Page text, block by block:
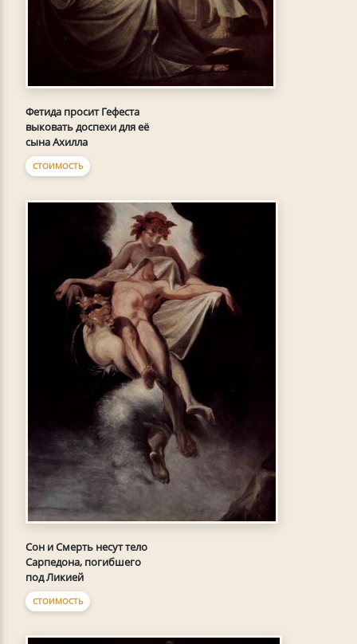
Фетида просит Гефеста
выковать доспехи для её
сына Ахилла
СТОИМОСТЬ
Сон и Смерть несут тело
Сарпедона, погибшего
под Ликией
СТОИМОСТЬ